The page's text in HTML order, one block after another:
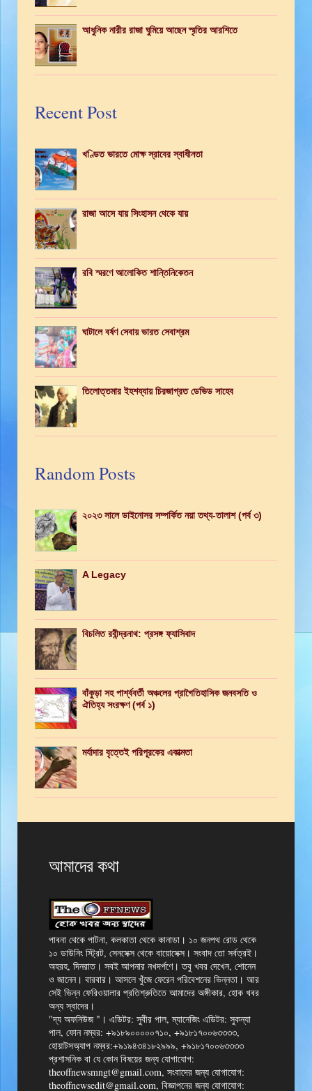
আধুনিক নারীর রাজা ঘুমিয়ে আছেন স্মৃতির আরশিতে
Recent Post
খণ্ডিত ভারতে মোক্ষ স্রাবের স্বাধীনতা
রাজা আসে যায় সিংহাসন থেকে যায়
রবি স্মরণে আলোকিত শান্তিনিকেতন
ঘাটালে বর্ষণ সেবায় ভারত সেবাশ্রম
তিলোত্তমার ইহশয্যায় চিরজাগ্রত ডেভিড সাহেব
Random Posts
২০২৩ সালে ডাইনোসর সম্পর্কিত নয়া তথ্য-তালাশ (পর্ব ৩)
A Legacy
বিচলিত রবীন্দ্রনাথ: প্রসঙ্গ ফ্যাসিবাদ
বাঁকুড়া সহ পার্শ্ববর্তী অঞ্চলের প্রাগৈতিহাসিক জনবসতি ও
ঐতিহ্য সংরক্ষণ (পর্ব ১)
মর্যাদার বৃত্তেই পরিপূরকের একাত্মতা
আমাদের কথা
পাবনা থেকে পাটনা, কলকাতা থেকে কানাডা। ১০ জনপথ রোড থেকে
১০ ডাউনিং স্ট্রিট, সেনসেক্স থেকে বায়োসেক্স। সংবাদ তো সর্বত্রই।
অহরহ, দিনরাত। সবই আপনার নখদর্পণে। তবু খবর দেখেন, শোনেন
ও জানেন। বারবার। আসলে খুঁজে ফেরেন পরিবেশনের ভিন্নতা। আর
সেই ভিন্ন ফেরিওয়ালার প্রতিশ্রুতিতে আমাদের অঙ্গীকার, হোক খবর
অন্য স্বাদের।
"দ্য অফনিউজ "। এডিটর: সুবীর পাল, ম্যানেজিং এডিটর: সুকন্যা
পাল, ফোন নম্বর: +৯১৮৯০০০০০৭১০, +৯১৮১৭০০৬৩৩৩৩,
হোয়াটসঅ্যাপ নম্বর:+৯১৯৪৩৪১৮২৯৯৯, +৯১৮১৭০০৬৩৩৩৩
প্রশাসনিক বা যে কোন বিষয়ের জন্য যোগাযোগ:
theoffnewsmngt@gmail.com, সংবাদের জন্য যোগাযোগ:
theoffnewsedit@gmail.com, বিজ্ঞাপনের জন্য যোগাযোগ: